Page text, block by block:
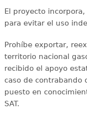
El proyecto
para evitar el uso
Prohíbe exportar,
territorio nacional
recibido el apoyo
caso de contrabando
puesto en
SAT.